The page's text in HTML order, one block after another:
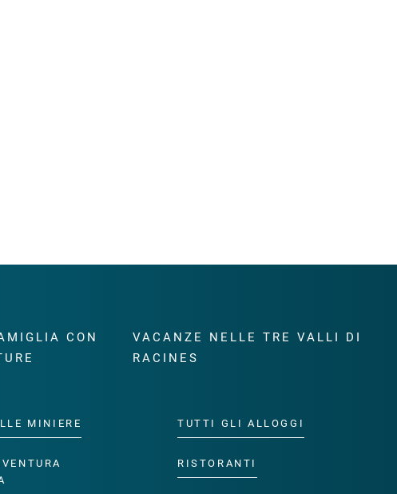
CON
MINIERE
VACANZE NELLE TRE VALLI DI
RACINES
TUTTI GLI ALLOGGI
RISTORANTI